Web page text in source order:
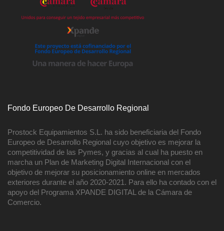
Fondo Europeo De Desarrollo Regional
Prostock Equipamientos S.L. ha sido beneficiaria del Fondo
Europeo de Desarrollo Regional cuyo objetivo es mejorar la
competitividad de las Pymes, y gracias al cual ha puesto en
marcha un Plan de Marketing Digital Internacional con el
objetivo de mejorar su posicionamiento online en mercados
exteriores durante el año 2020-2021. Para ello ha contado con el
apoyo del Programa XPANDE DIGITAL de la Cámara de
Comercio.